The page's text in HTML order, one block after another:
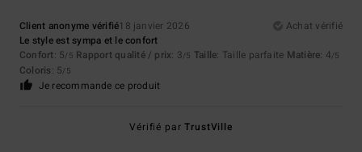
Client anonyme vérifié18 janvier 2026
Achat vérifié
Le style est sympa et le confort
Confort: 5/5 Rapport qualité / prix: 3/5 Taille: Taille parfaite Matière: 4/5
Coloris: 5/5
Je recommande ce produit
Vérifié parTrustVille